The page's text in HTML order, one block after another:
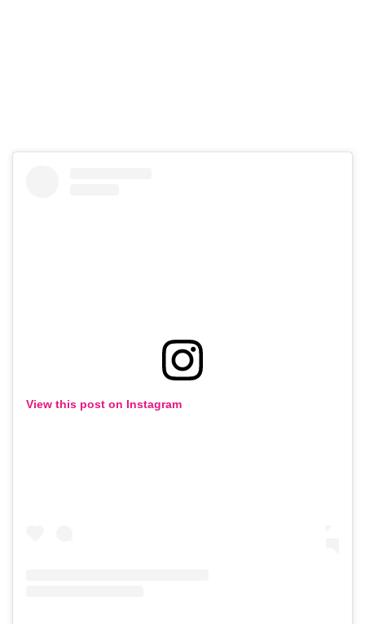
View this post on Instagram